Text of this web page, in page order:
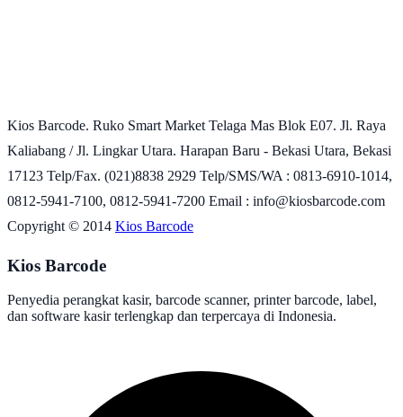
Kios Barcode. Ruko Smart Market Telaga Mas Blok E07. Jl. Raya
Kaliabang / Jl. Lingkar Utara. Harapan Baru - Bekasi Utara, Bekasi
17123 Telp/Fax. (021)8838 2929 Telp/SMS/WA : 0813-6910-1014,
0812-5941-7100, 0812-5941-7200 Email : info@kiosbarcode.com
Copyright © 2014 Kios Barcode
Kios Barcode
Penyedia perangkat kasir, barcode scanner, printer barcode, label,
dan software kasir terlengkap dan terpercaya di Indonesia.